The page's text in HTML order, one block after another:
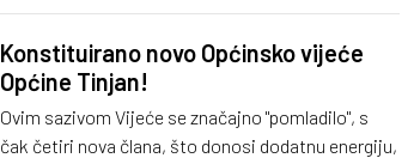
Konstituirano novo Općinsko vijeće
Općine Tinjan!
Ovim sazivom Vijeće se značajno "pomladilo", s
čak četiri nova člana, što donosi dodatnu energiju,